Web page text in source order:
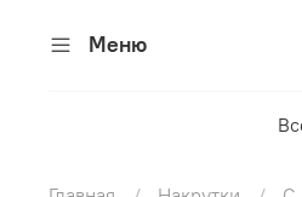
Меню